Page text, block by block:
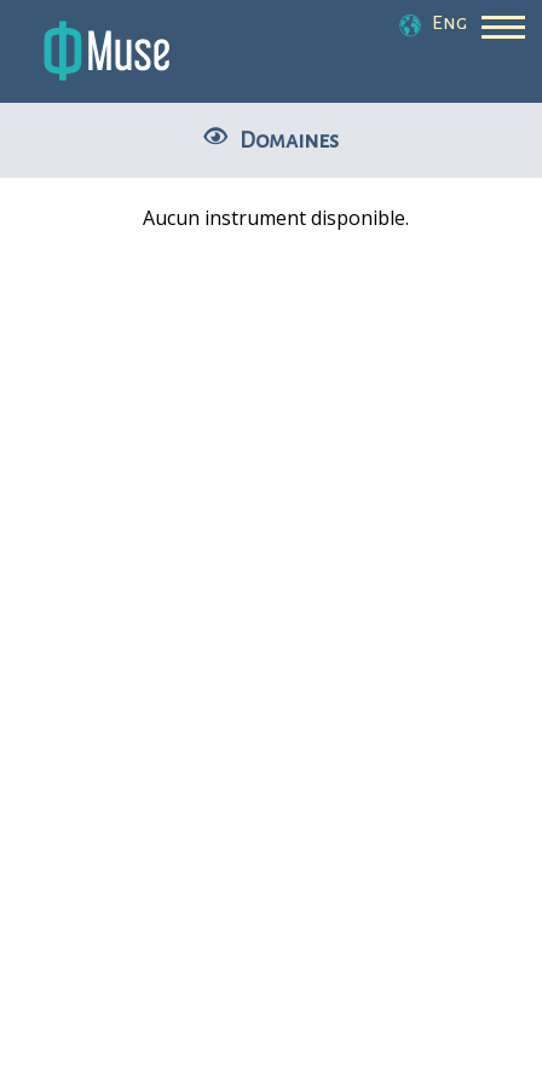
Eng
Domaines
Aucun instrument disponible.